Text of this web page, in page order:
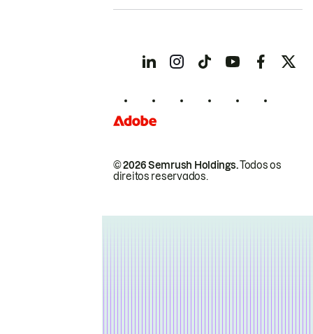
© 2026 Semrush Holdings.Todos os
direitos reservados.